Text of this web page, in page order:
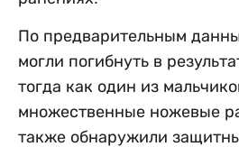
По предварительным
могли погибнуть в
тогда как один из
множественные ножевые
также обнаружили